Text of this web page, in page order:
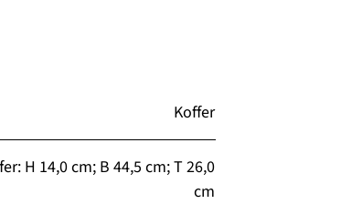
Koffer
H 14,0 cm; B 44,5 cm; T 26,0
cm